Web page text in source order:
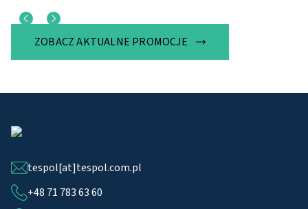
ZOBACZ AKTUALNE PROMOCJE
tespol[at]tespol.com.pl
+48 71 783 63 60